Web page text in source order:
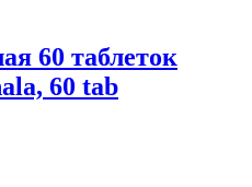
60 таблеток
60 tab